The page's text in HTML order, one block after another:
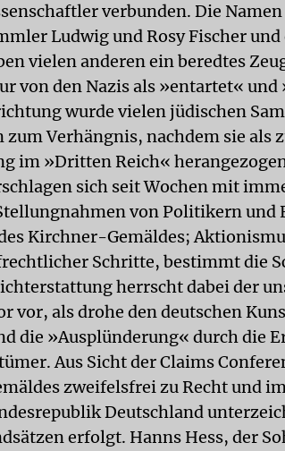
verbunden. Die Namen
Ludwig und Rosy Fischer und
vielen anderen ein beredtes
von den Nazis als »entartet« und
wurde vielen jüdischen
Verhängnis, nachdem sie als
im »Dritten Reich«
sich seit Wochen mit
von Politikern und
Kirchner-Gemäldes;
Schritte, bestimmt die
herrscht dabei der
vor, als drohe den deutschen
die »Ausplünderung« durch die
Aus Sicht der Claims
zweifelsfrei zu Recht und
Deutschland
erfolgt. Hanns Hess, der